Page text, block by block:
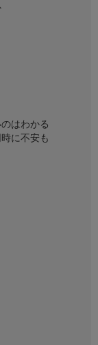
はわかる
に不安も